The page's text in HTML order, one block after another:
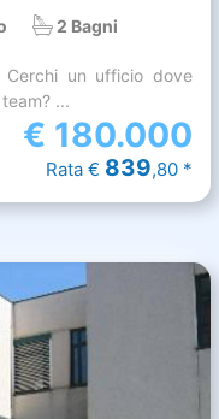
2 Bagni
un ufficio dove
...
€ 180.000
Rata € 839,80 *